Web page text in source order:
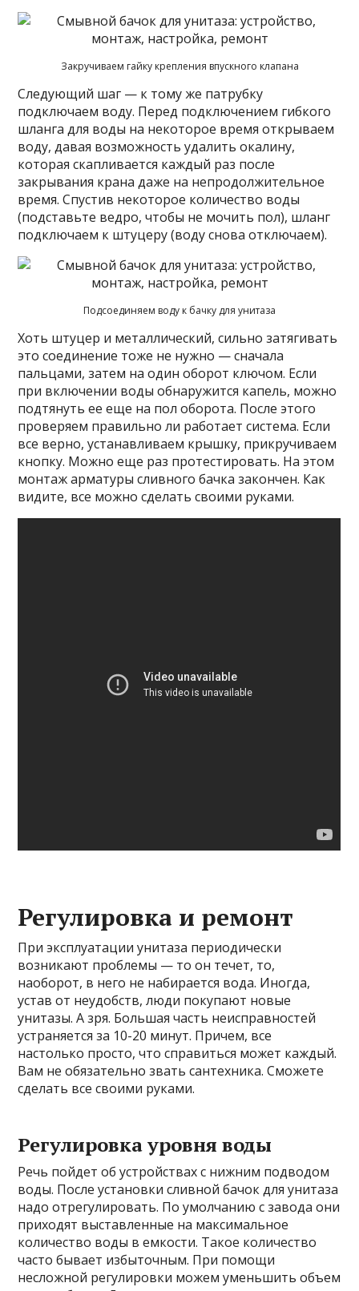
Закручиваем гайку крепления впускного клапана
Следующий шаг — к тому же патрубку
подключаем воду. Перед подключением гибкого
шланга для воды на некоторое время открываем
воду, давая возможность удалить окалину,
которая скапливается каждый раз после
закрывания крана даже на непродолжительное
время. Спустив некоторое количество воды
(подставьте ведро, чтобы не мочить пол), шланг
подключаем к штуцеру (воду снова отключаем).
Подсоединяем воду к бачку для унитаза
Хоть штуцер и металлический, сильно затягивать
это соединение тоже не нужно — сначала
пальцами, затем на один оборот ключом. Если
при включении воды обнаружится капель, можно
подтянуть ее еще на пол оборота. После этого
проверяем правильно ли работает система. Если
все верно, устанавливаем крышку, прикручиваем
кнопку. Можно еще раз протестировать. На этом
монтаж арматуры сливного бачка закончен. Как
видите, все можно сделать своими руками.
Регулировка и ремонт
При эксплуатации унитаза периодически
возникают проблемы — то он течет, то,
наоборот, в него не набирается вода. Иногда,
устав от неудобств, люди покупают новые
унитазы. А зря. Большая часть неисправностей
устраняется за 10-20 минут. Причем, все
настолько просто, что справиться может каждый.
Вам не обязательно звать сантехника. Сможете
сделать все своими руками.
Регулировка уровня воды
Речь пойдет об устройствах с нижним подводом
воды. После установки сливной бачок для унитаза
надо отрегулировать. По умолчанию с завода они
приходят выставленные на максимальное
количество воды в емкости. Такое количество
часто бывает избыточным. При помощи
несложной регулировки можем уменьшить объем